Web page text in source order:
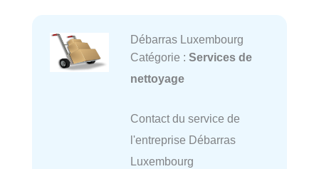
Débarras Luxembourg
Catégorie : Services de
nettoyage
Contact du service de
l'entreprise Débarras
Luxembourg